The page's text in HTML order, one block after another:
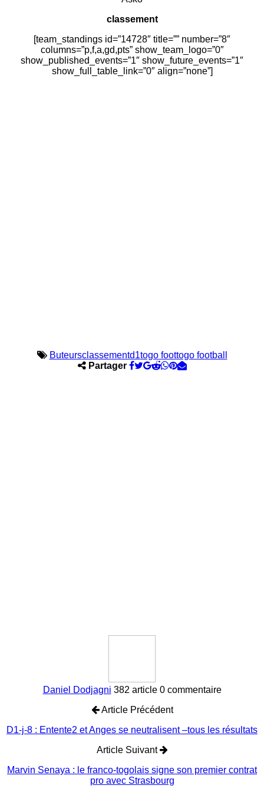
classement
[team_standings id=”14728″ title=”” number=”8″
columns=”p,f,a,gd,pts” show_team_logo=”0″
show_published_events=”1″ show_future_events=”1″
show_full_table_link=”0″ align=”none”]
Buteursclassementd1togo foottogo football
Partager
Daniel Dodjagni 382 article 0 commentaire
Article Précédent
D1-j-8 : Entente2 et Anges se neutralisent –tous les résultats
Article Suivant
Marvin Senaya : le franco-togolais signe son premier contrat
pro avec Strasbourg